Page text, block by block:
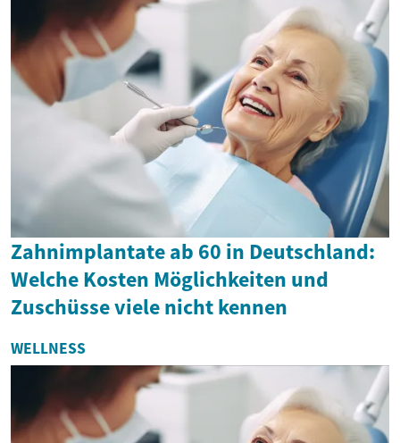
Zahnimplantate ab 60 in Deutschland:
Welche Kosten Möglichkeiten und
Zuschüsse viele nicht kennen
WELLNESS